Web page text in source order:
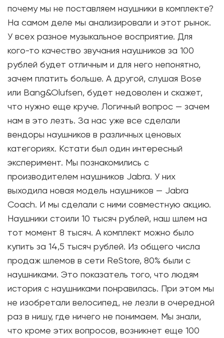
почему мы не поставляем наушники в комплекте?
На самом деле мы анализировали и этот рынок.
У всех разное музыкальное восприятие. Для
кого-то качество звучания наушников за 100
рублей будет отличным и для него непонятно,
зачем платить больше. А другой, слушая Bose
или Bang&Olufsen, будет недоволен и скажет,
что нужно еще круче. Логичный вопрос — зачем
нам в это лезть. За нас уже все сделали
вендоры наушников в различных ценовых
категориях. Кстати был один интересный
эксперимент. Мы познакомились с
производителем наушников Jabra. У них
выходила новая модель наушников — Jabra
Coach. И мы сделали с ними совместную акцию.
Наушники стоили 10 тысяч рублей, наш шлем на
тот момент 8 тысяч. А комплект можно было
купить за 14,5 тысяч рублей. Из общего числа
продаж шлемов в сети ReStore, 80% были с
наушниками. Это показатель того, что людям
история с наушниками понравилась. При этом мы
не изобретали велосипед, не лезли в очередной
раз в нишу, где ничего не понимаем. Мы знали,
что кроме этих вопросов, возникнет еще 100